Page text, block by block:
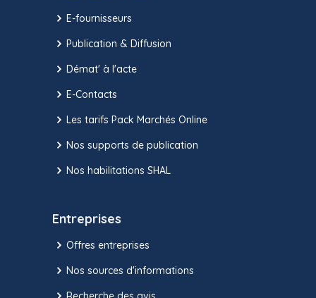
E-fournisseurs
Publication & Diffusion
Démat' à l'acte
E-Contacts
Les tarifs Pack Marchés Online
Nos supports de publication
Nos habilitations SHAL
Entreprises
Offres entreprises
Nos sources d'informations